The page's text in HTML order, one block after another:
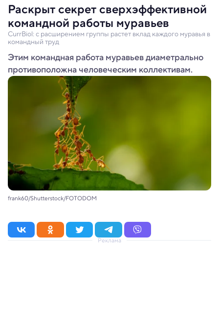
Раскрыт секрет сверхэффективной
командной работы муравьев
CurrBiol: с расширением группы растет вклад каждого муравья в
командный труд
Этим командная работа муравьев диаметрально
противоположна человеческим коллективам.
frank60/Shutterstock/FOTODOM
Реклама